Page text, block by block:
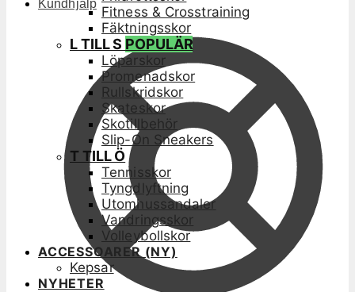
Kundhjälp
Fitness & Crosstraining
Fäktningsskor
L TILL S POPULÄR
Löparskor
Promenadskor
Rullskridskor
Skateskor
Skotillbehör
Slip-On Sneakers
T TILL Ö
Tennisskor
Tyngdlyftning
Utomhussandaler
Vandringsskor
Volleybollskor
ACCESSOARER (NY)
Kepsar
NYHETER